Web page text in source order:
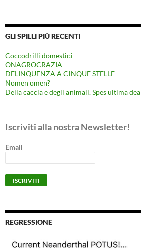
GLI SPILLI PIÙ RECENTI
Coccodrilli domestici
ONAGROCRAZIA
DELINQUENZA A CINQUE STELLE
Nomen omen?
Della caccia e degli animali. Spes ultima dea
Iscriviti alla nostra Newsletter!
Email
REGRESSIONE